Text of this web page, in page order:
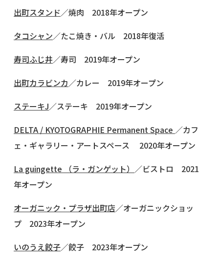
出町スタンド／焼肉 2018年オープン
タコシャン／たこ焼き・バル 2018年復活
寿司ふじ井／寿司 2019年オープン
出町カラビンカ／カレー 2019年オープン
ステーキJ／ステーキ 2019年オープン
DELTA / KYOTOGRAPHIE Permanent Space ／カフ
ェ・ギャラリー・アートスペース 2020年オープン
La guingette （ラ・ガンゲット） ／ビストロ 2021
年オープン
オーガニック・プラザ出町店／オーガニックショッ
プ 2023年オープン
いのうえ餃子／餃子 2023年オープン